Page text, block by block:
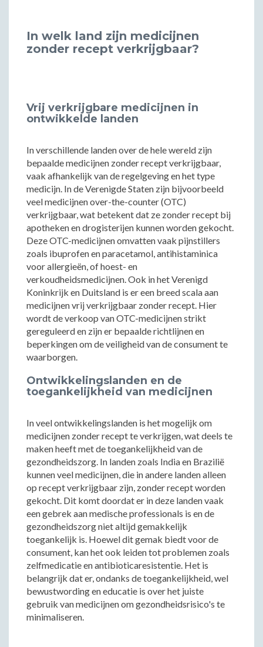
In welk land zijn medicijnen
zonder recept verkrijgbaar?
Vrij verkrijgbare medicijnen in
ontwikkelde landen
In verschillende landen over de hele wereld zijn
bepaalde medicijnen zonder recept verkrijgbaar,
vaak afhankelijk van de regelgeving en het type
medicijn. In de Verenigde Staten zijn bijvoorbeeld
veel medicijnen over-the-counter (OTC)
verkrijgbaar, wat betekent dat ze zonder recept bij
apotheken en drogisterijen kunnen worden gekocht.
Deze OTC-medicijnen omvatten vaak pijnstillers
zoals ibuprofen en paracetamol, antihistaminica
voor allergieën, of hoest- en
verkoudheidsmedicijnen. Ook in het Verenigd
Koninkrijk en Duitsland is er een breed scala aan
medicijnen vrij verkrijgbaar zonder recept. Hier
wordt de verkoop van OTC-medicijnen strikt
gereguleerd en zijn er bepaalde richtlijnen en
beperkingen om de veiligheid van de consument te
waarborgen.
Ontwikkelingslanden en de
toegankelijkheid van medicijnen
In veel ontwikkelingslanden is het mogelijk om
medicijnen zonder recept te verkrijgen, wat deels te
maken heeft met de toegankelijkheid van de
gezondheidszorg. In landen zoals India en Brazilië
kunnen veel medicijnen, die in andere landen alleen
op recept verkrijgbaar zijn, zonder recept worden
gekocht. Dit komt doordat er in deze landen vaak
een gebrek aan medische professionals is en de
gezondheidszorg niet altijd gemakkelijk
toegankelijk is. Hoewel dit gemak biedt voor de
consument, kan het ook leiden tot problemen zoals
zelfmedicatie en antibioticaresistentie. Het is
belangrijk dat er, ondanks de toegankelijkheid, wel
bewustwording en educatie is over het juiste
gebruik van medicijnen om gezondheidsrisico's te
minimaliseren.